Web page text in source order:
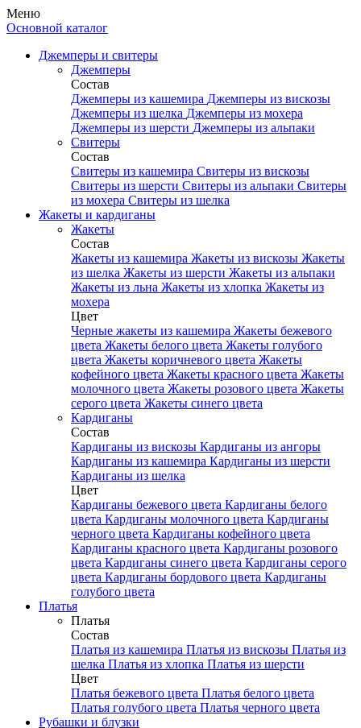
Меню
Основной каталог
Джемперы и свитеры
Джемперы
Состав
Джемперы из кашемира Джемперы из вискозы
Джемперы из шелка Джемперы из мохера
Джемперы из шерсти Джемперы из альпаки
Свитеры
Состав
Свитеры из кашемира Свитеры из вискозы
Свитеры из шерсти Свитеры из альпаки Свитеры
из мохера Свитеры из шелка
Жакеты и кардиганы
Жакеты
Состав
Жакеты из кашемира Жакеты из вискозы Жакеты
из шелка Жакеты из шерсти Жакеты из альпаки
Жакеты из льна Жакеты из хлопка Жакеты из
мохера
Цвет
Черные жакеты из кашемира Жакеты бежевого
цвета Жакеты белого цвета Жакеты голубого
цвета Жакеты коричневого цвета Жакеты
кофейного цвета Жакеты красного цвета Жакеты
молочного цвета Жакеты розового цвета Жакеты
серого цвета Жакеты синего цвета
Кардиганы
Состав
Кардиганы из вискозы Кардиганы из ангоры
Кардиганы из кашемира Кардиганы из шерсти
Кардиганы из шелка
Цвет
Кардиганы бежевого цвета Кардиганы белого
цвета Кардиганы молочного цвета Кардиганы
черного цвета Кардиганы кофейного цвета
Кардиганы красного цвета Кардиганы розового
цвета Кардиганы синего цвета Кардиганы серого
цвета Кардиганы бордового цвета Кардиганы
голубого цвета
Платья
Платья
Состав
Платья из кашемира Платья из вискозы Платья из
шелка Платья из хлопка Платья из шерсти
Цвет
Платья бежевого цвета Платья белого цвета
Платья голубого цвета Платья черного цвета
Рубашки и блузки